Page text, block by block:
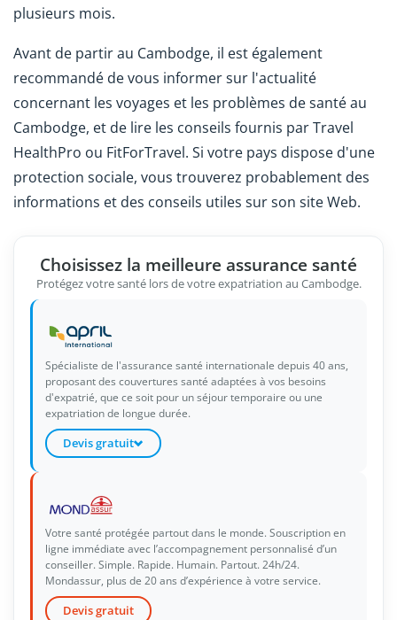
plusieurs mois.
Avant de partir au Cambodge, il est également
recommandé de vous informer sur l'actualité
concernant les voyages et les problèmes de santé au
Cambodge, et de lire les conseils fournis par Travel
HealthPro ou FitForTravel. Si votre pays dispose d'une
protection sociale, vous trouverez probablement des
informations et des conseils utiles sur son site Web.
Choisissez la meilleure assurance santé
Protégez votre santé lors de votre expatriation au Cambodge.
Spécialiste de l'assurance santé internationale depuis 40 ans,
proposant des couvertures santé adaptées à vos besoins
d'expatrié, que ce soit pour un séjour temporaire ou une
expatriation de longue durée.
Devis gratuit
Votre santé protégée partout dans le monde. Souscription en
ligne immédiate avec l’accompagnement personnalisé d’un
conseiller. Simple. Rapide. Humain. Partout. 24h/24.
Mondassur, plus de 20 ans d’expérience à votre service.
Devis gratuit